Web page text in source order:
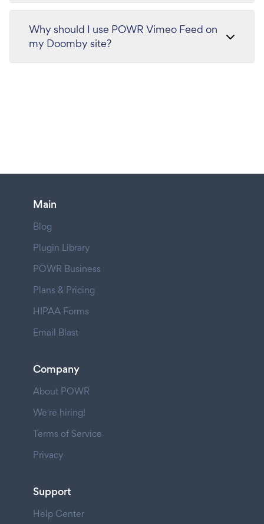
Why should I use POWR Vimeo Feed on
my Doomby site?
Main
Blog
Plugin Library
POWR Business
Plans & Pricing
HIPAA Forms
Email Blast
Company
About POWR
We're hiring!
Terms of Service
Privacy
Support
Help Center